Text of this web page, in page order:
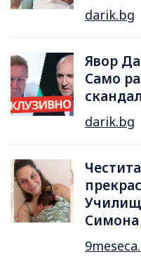
darik.bg
Явор
Само
darik.bg
Симона